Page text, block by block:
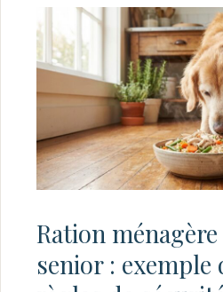
Ration
senior : exemple